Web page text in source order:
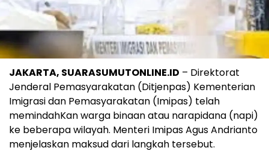
JAKARTA, SUARASUMUTONLINE.ID – Direktorat
Jenderal Pemasyarakatan (Ditjenpas) Kementerian
Imigrasi dan Pemasyarakatan (Imipas) telah
memindahKan warga binaan atau narapidana (napi)
ke beberapa wilayah. Menteri Imipas Agus Andrianto
menjelaskan maksud dari langkah tersebut.